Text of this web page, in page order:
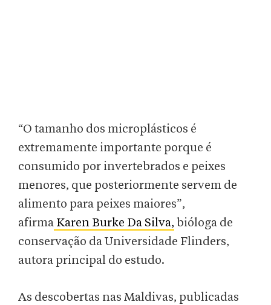
“O tamanho dos microplásticos é
extremamente importante porque é
consumido por invertebrados e peixes
menores, que posteriormente servem de
alimento para peixes maiores”,
afirma Karen Burke Da Silva, bióloga de
conservação da Universidade Flinders,
autora principal do estudo.
As descobertas nas Maldivas, publicadas